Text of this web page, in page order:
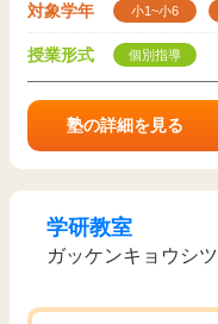
対象学年 小1~小6
授業形式 個別指導
塾の詳細を見る
学研教室
ガッケンキョウシツ